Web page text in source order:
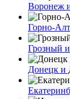
Воронеж
Горно-
Грозный
Донецк и